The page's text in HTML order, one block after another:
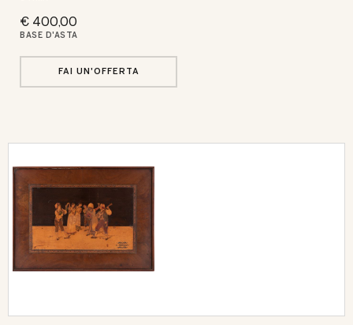
€ 400,00
BASE D'ASTA
FAI UN'OFFERTA